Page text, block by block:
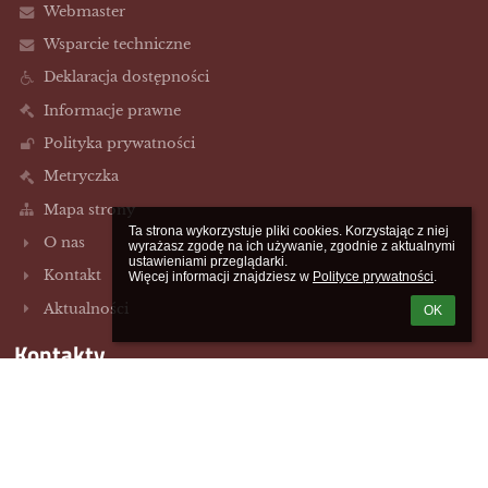
Ta strona wykorzystuje pliki cookies. Korzystając z niej
wyrażasz zgodę na ich używanie, zgodnie z aktualnymi
ustawieniami przeglądarki.
Więcej informacji znajdziesz w Polityce prywatności.
OK
Webmaster
Wsparcie techniczne
Deklaracja dostępności
Informacje prawne
Polityka prywatności
Metryczka
Mapa strony
O nas
Kontakt
Aktualności
Kontakty